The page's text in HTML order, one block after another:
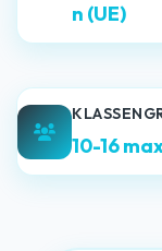
n (UE)
10-16